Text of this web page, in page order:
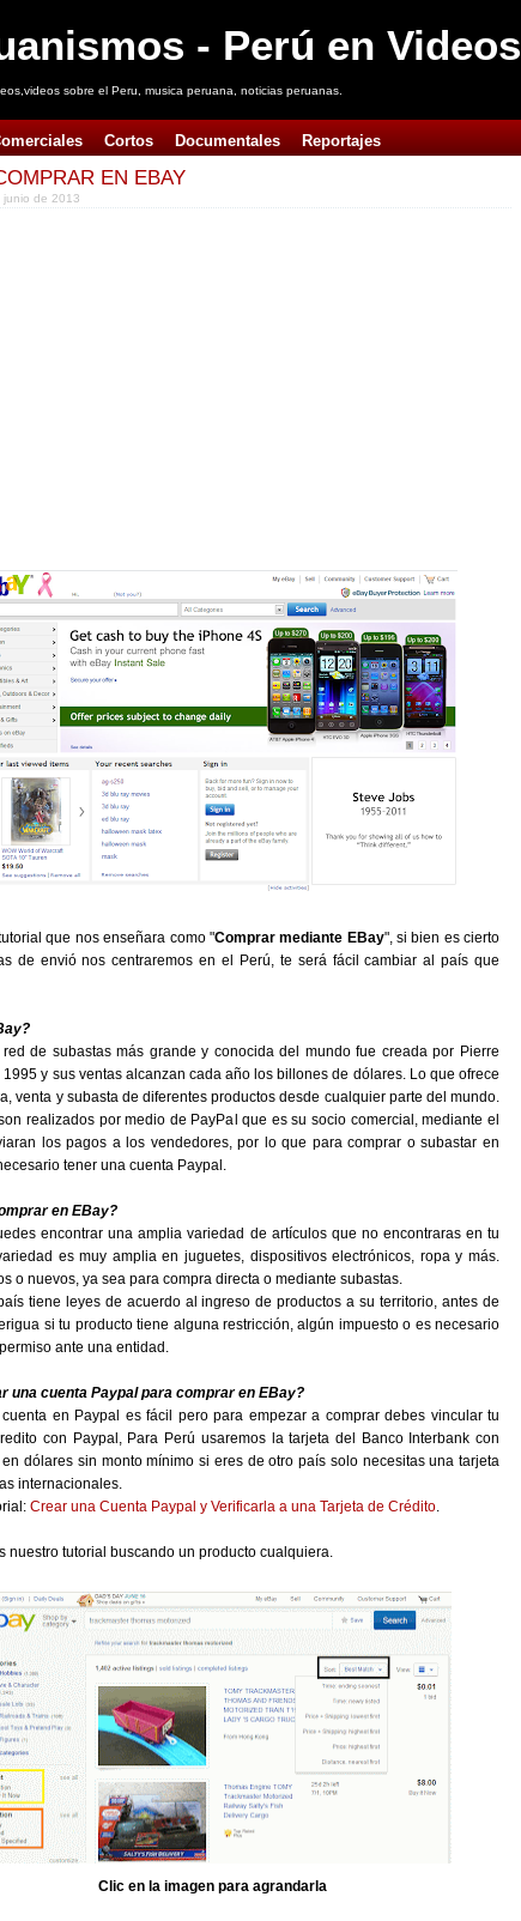
- Perú en Videos
sobre el Peru, musica peruana, noticias peruanas.
Cortos Documentales Reportajes
EN EBAY
junio de 2013
que nos enseñara como "Comprar mediante EBay", si bien es cierto
de envió nos centraremos en el Perú, te será fácil cambiar al país que
red de subastas más grande y conocida del mundo fue creada por Pierre
1995 y sus ventas alcanzan cada año los billones de dólares. Lo que ofrece
venta y subasta de diferentes productos desde cualquier parte del mundo.
realizados por medio de PayPal que es su socio comercial, mediante el
los pagos a los vendedores, por lo que para comprar o subastar en
tener una cuenta Paypal.
en EBay?
encontrar una amplia variedad de artículos que no encontraras en tu
es muy amplia en juguetes, dispositivos electrónicos, ropa y más.
o nuevos, ya sea para compra directa o mediante subastas.
tiene leyes de acuerdo al ingreso de productos a su territorio, antes de
si tu producto tiene alguna restricción, algún impuesto o es necesario
ante una entidad.
una cuenta Paypal para comprar en EBay?
en Paypal es fácil pero para empezar a comprar debes vincular tu
con Paypal, Para Perú usaremos la tarjeta del Banco Interbank con
dólares sin monto mínimo si eres de otro país solo necesitas una tarjeta
internacionales.
Crear una Cuenta Paypal y Verificarla a una Tarjeta de Crédito.
nuestro tutorial buscando un producto cualquiera.
Clic en la imagen para agrandarla